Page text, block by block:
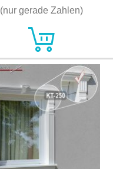
(nur gerade Zahlen)